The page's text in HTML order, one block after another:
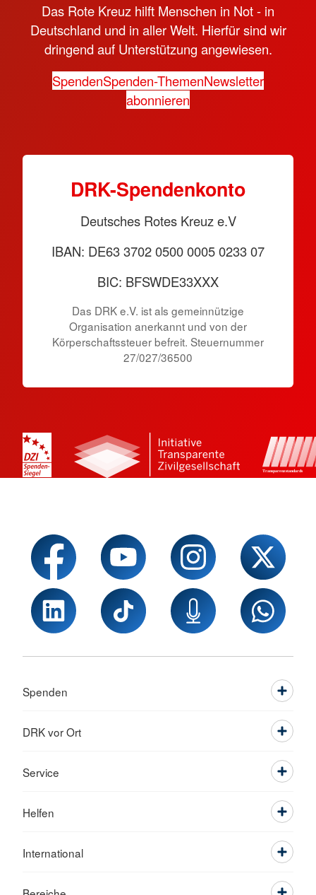
Das Rote Kreuz hilft Menschen in Not - in
Deutschland und in aller Welt. Hierfür sind wir
dringend auf Unterstützung angewiesen.
SpendenSpenden-ThemenNewsletter
abonnieren
DRK-Spendenkonto
Deutsches Rotes Kreuz e.V
IBAN: DE63 3702 0500 0005 0233 07
BIC: BFSWDE33XXX
Das DRK e.V. ist als gemeinnützige
Organisation anerkannt und von der
Körperschaftssteuer befreit. Steuernummer
27/027/36500
Spenden
DRK vor Ort
Service
Helfen
International